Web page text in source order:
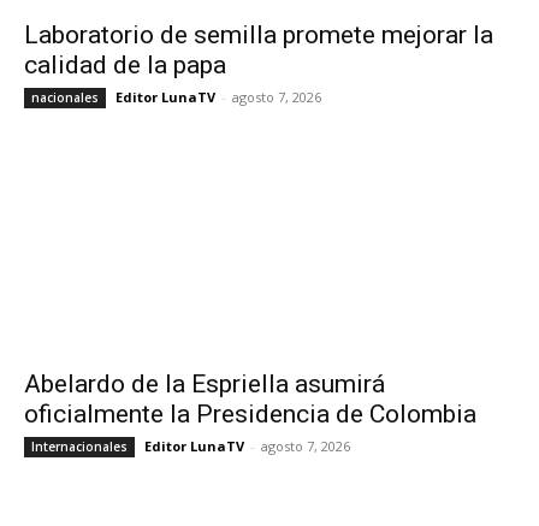
Laboratorio de semilla promete mejorar la
calidad de la papa
nacionales Editor LunaTV - agosto 7, 2026
Abelardo de la Espriella asumirá
oficialmente la Presidencia de Colombia
Internacionales Editor LunaTV - agosto 7, 2026